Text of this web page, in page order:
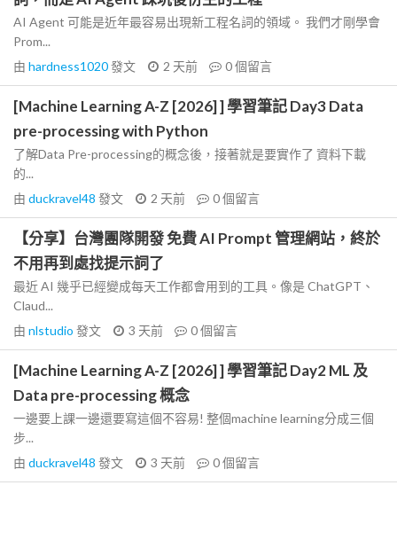
AI Agent 可能是近年最容易出現新工程名詞的領域。 我們才剛學會
Prom...
由 hardness1020發文 2 天前 0個留言
[Machine Learning A-Z [2026] ] 學習筆記 Day3 Data
pre-processing with Python
了解Data Pre-processing的概念後，接著就是要實作了 資料下載
的...
由 duckravel48 發文 2 天前 0個留言
【分享】台灣團隊開發 免費 AI Prompt 管理網站，終於
不用再到處找提示詞了
最近 AI 幾乎已經變成每天工作都會用到的工具。像是 ChatGPT、
Claud...
由 nlstudio 發文 3 天前 0個留言
[Machine Learning A-Z [2026] ] 學習筆記 Day2 ML 及
Data pre-processing 概念
一邊要上課一邊還要寫這個不容易! 整個machine learning分成三個
步...
由 duckravel48 發文 3 天前 0個留言